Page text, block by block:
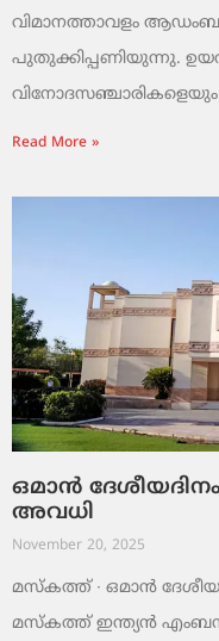
വിമാനത്താവളം
പുതുക്കിപ്പണിയുന്നു.
വിനോദസഞ്ചാരികളെയും
Read More »
ഒമാൻ
അവധി
November 20, 2025
മസ്‌കത്ത് ∙ ഒമാൻ
മസ്‌കത്ത് ഇന്ത്യൻ